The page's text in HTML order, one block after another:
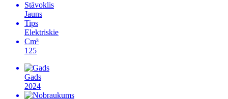
Stāvoklis
Jauns
Tips
Elektriskie
Cm³
125
Gads
2024